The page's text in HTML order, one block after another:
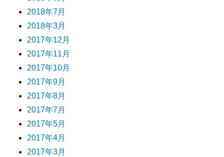
2018年7月
2018年3月
2017年12月
2017年11月
2017年10月
2017年9月
2017年8月
2017年7月
2017年5月
2017年4月
2017年3月